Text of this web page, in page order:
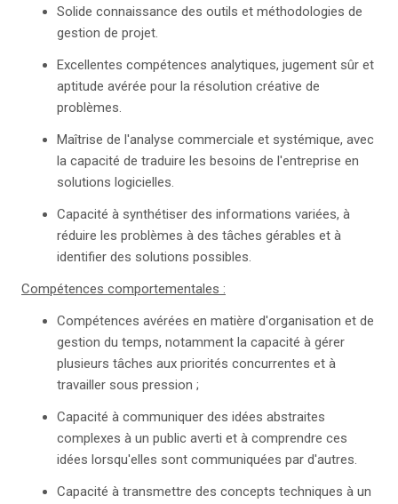
Solide connaissance des outils et méthodologies de
gestion de projet.
Excellentes compétences analytiques, jugement sûr et
aptitude avérée pour la résolution créative de
problèmes.
Maîtrise de l'analyse commerciale et systémique, avec
la capacité de traduire les besoins de l'entreprise en
solutions logicielles.
Capacité à synthétiser des informations variées, à
réduire les problèmes à des tâches gérables et à
identifier des solutions possibles.
Compétences comportementales :
Compétences avérées en matière d'organisation et de
gestion du temps, notamment la capacité à gérer
plusieurs tâches aux priorités concurrentes et à
travailler sous pression ;
Capacité à communiquer des idées abstraites
complexes à un public averti et à comprendre ces
idées lorsqu'elles sont communiquées par d'autres.
Capacité à transmettre des concepts techniques à un